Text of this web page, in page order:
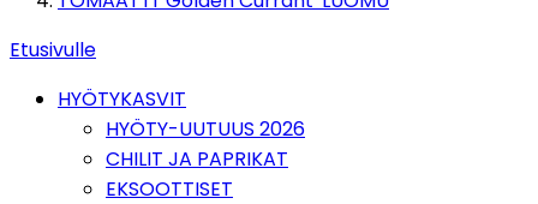
Etusivulle
HYÖTYKASVIT
HYÖTY-UUTUUS 2026
CHILIT JA PAPRIKAT
EKSOOTTISET